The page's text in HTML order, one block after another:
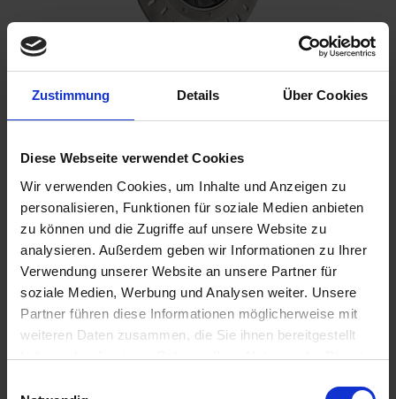
Zustimmung Details Über Cookies
Diese Webseite verwendet Cookies
Wir verwenden Cookies, um Inhalte und Anzeigen zu
personalisieren, Funktionen für soziale Medien anbieten
zu können und die Zugriffe auf unsere Website zu
analysieren. Außerdem geben wir Informationen zu Ihrer
Verwendung unserer Website an unsere Partner für
soziale Medien, Werbung und Analysen weiter. Unsere
Partner führen diese Informationen möglicherweise mit
weiteren Daten zusammen, die Sie ihnen bereitgestellt
haben oder die sie im Rahmen Ihrer Nutzung der Dienste
219,00 €
inkl. ges. USt.,zzgl. Versandkosten
Deutschlands
In den Warenkorb
Merken Bewerten
Artikel Nr.: 3411612
Beschreibung